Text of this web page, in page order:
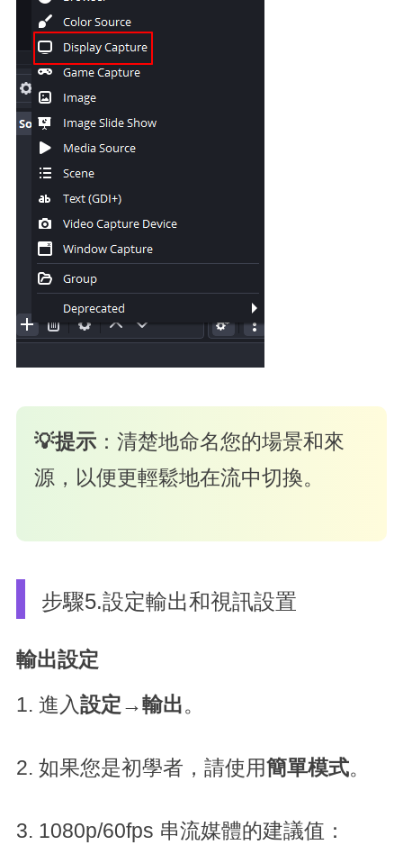
💡提示：清楚地命名您的場景和來
源，以便更輕鬆地在流中切換。
步驟5.設定輸出和視訊設置
輸出設定
1. 進入 設定 →輸出。
2. 如果您是初學者，請使用簡單模式。
3. 1080p/60fps 串流媒體的建議值：